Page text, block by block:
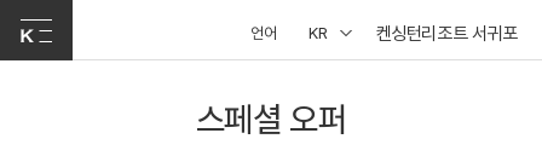
언어 KR 켄싱턴리조트 서귀포
스페셜 오퍼